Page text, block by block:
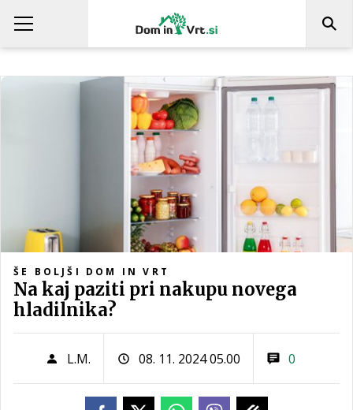
ŠE BOLJŠI DOM IN VRT
Na kaj paziti pri nakupu novega
hladilnika?
L.M. 08. 11. 2024 05.00 0